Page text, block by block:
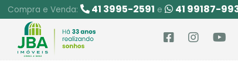
Compra e Venda: 41 3995-2591 e 41 99187-